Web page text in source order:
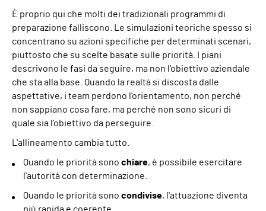
È proprio qui che molti dei tradizionali programmi di
preparazione falliscono. Le simulazioni teoriche spesso si
concentrano su azioni specifiche per determinati scenari,
piuttosto che su scelte basate sulle priorità. I piani
descrivono le fasi da seguire, ma non l'obiettivo aziendale
che sta alla base. Quando la realtà si discosta dalle
aspettative, i team perdono l'orientamento, non perché
non sappiano cosa fare, ma perché non sono sicuri di
quale sia l'obiettivo da perseguire.
L'allineamento cambia tutto.
Quando le priorità sono chiare, è possibile esercitare
l'autorità con determinazione.
Quando le priorità sono condivise, l'attuazione diventa
più rapida e coerente.